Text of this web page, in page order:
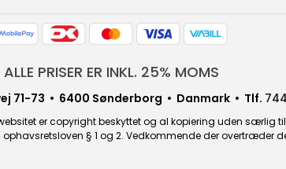
ALLE PRISER ER INKL. 25% MOMS
71-73 • 6400 Sønderborg • Danmark • Tlf.
er copyright beskyttet og al kopiering uden særlig
§ 1 og 2. Vedkommende der overtræder